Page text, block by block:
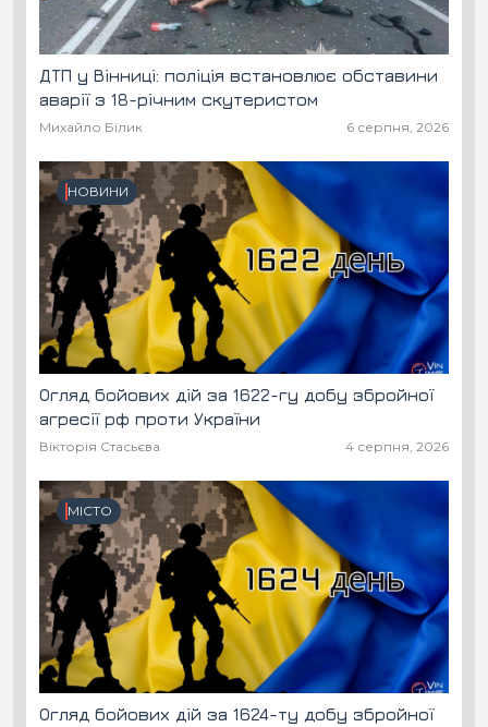
ДТП у Вінниці: поліція встановлює обставини
аварії з 18-річним скутеристом
Михайло Білик 6 серпня, 2026
НОВИНИ
Огляд бойових дій за 1622-гу добу збройної
агресії рф проти України
Вікторія Стасьєва 4 серпня, 2026
МІСТО
Огляд бойових дій за 1624-ту добу збройної